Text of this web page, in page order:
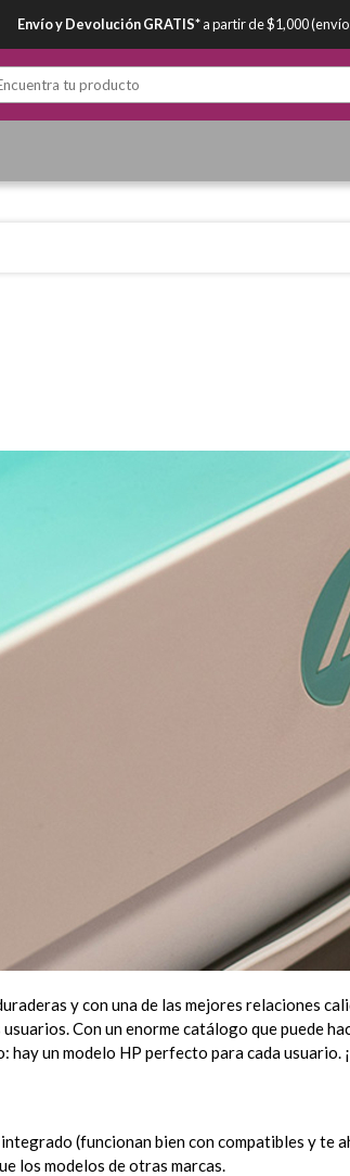
Envío y Devolución GRATIS*a partir de $1,000
y con una de las mejores relaciones
Con un enorme catálogo que puede
hay un modelo HP perfecto para cada usuario.
(funcionan bien con compatibles y te
los modelos de otras marcas.